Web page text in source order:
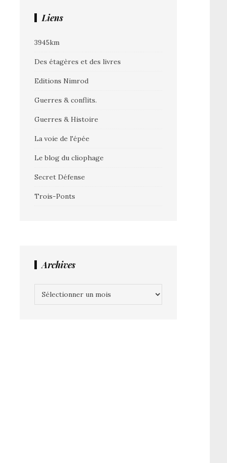
Liens
3945km
Des étagères et des livres
Editions Nimrod
Guerres & conflits.
Guerres & Histoire
La voie de l'épée
Le blog du cliophage
Secret Défense
Trois-Ponts
Archives